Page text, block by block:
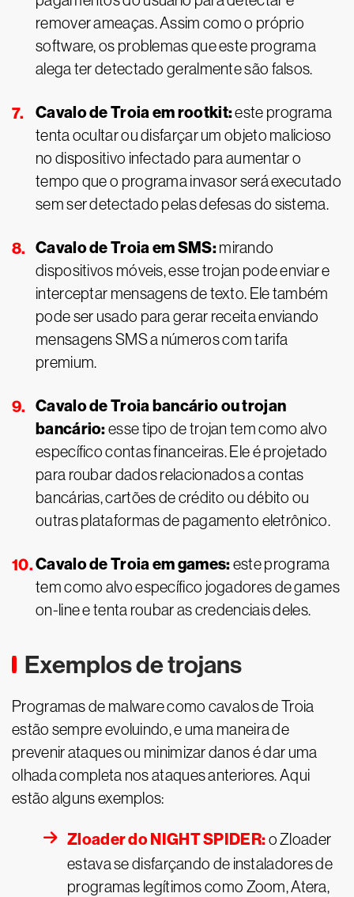
remover ameaças. Assim como o próprio
software, os problemas que este programa
alega ter detectado geralmente são falsos.
Cavalo de Troia em rootkit:este programa
tenta ocultar ou disfarçar um objeto malicioso
no dispositivo infectado para aumentar o
tempo que o programa invasor será executado
sem ser detectado pelas defesas do sistema.
Cavalo de Troia em SMS:mirando
dispositivos móveis, esse trojan pode enviar e
interceptar mensagens de texto. Ele também
pode ser usado para gerar receita enviando
mensagens SMS a números com tarifa
premium.
Cavalo de Troia bancário ou trojan
bancário:esse tipo de trojan tem como alvo
específico contas financeiras. Ele é projetado
para roubar dados relacionados a contas
bancárias, cartões de crédito ou débito ou
outras plataformas de pagamento eletrônico.
Cavalo de Troia em games:este programa
tem como alvo específico jogadores de games
on-line e tenta roubar as credenciais deles.
Exemplos de trojans
Programas de malware como cavalos de Troia
estão sempre evoluindo, e uma maneira de
prevenir ataques ou minimizar danos é dar uma
olhada completa nos ataques anteriores. Aqui
estão alguns exemplos:
Zloader do NIGHT SPIDER:o Zloader
estava se disfarçando de instaladores de
programas legítimos como Zoom, Atera,